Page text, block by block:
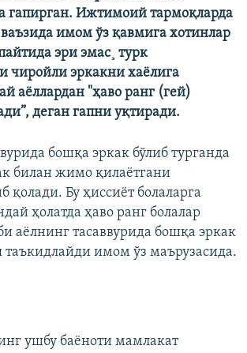
гапирган. Ижтимоий тармоқларда
имом ўз қавмига хотинлар
эри эмас¸ турк
чиройли эркакни хаëлига
аёллардан "ҳаво ранг (гей)
деган гапни уқтиради.
бошқа эркак бўлиб турганда
билан жимо қилаётгани
қолади. Бу ҳиссиёт болаларга
ҳолатда ҳаво ранг болалар
аёлнинг тасаввурида бошқа эркак
таъкидлайди имом ўз маърузасида.
ушбу баёноти мамлакат